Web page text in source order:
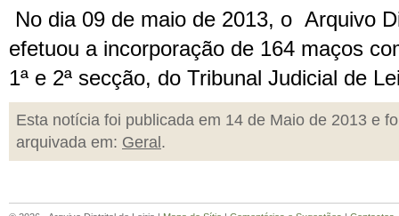
No dia 09 de maio de 2013, o Arquivo
efetuou a incorporação de 164 maços
1ª e 2ª secção, do Tribunal Judicial de
Esta notícia foi publicada em 14 de Maio de 2013 e
arquivada em: Geral .